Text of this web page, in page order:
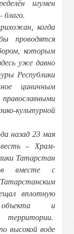
игумен
благо.
когда
проводятся
которым
уже давно
Республики
циничным
культурной
назад 23 мая
– Храм-
Татарстан
вместе с
вплотную
объекта и
высокой воде